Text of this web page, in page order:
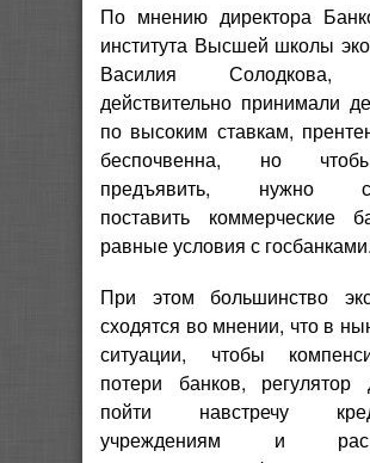
По мнению директора
института Высшей школы
Василия Солодкова,
действительно принимали
по высоким ставкам,
беспочвенна, но
предъявить, нужно
поставить коммерческие
равные условия с госбанками.
При этом большинство
сходятся во мнении, что в
ситуации, чтобы
потери банков, регулятор
пойти навстречу
учреждениям и